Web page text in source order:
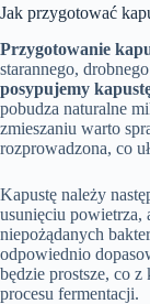
Jak przygotować
Przygotowanie
starannego,
posypujemy
pobudza naturalne
zmieszaniu warto
rozprowadzona, co
Kapustę należy
usunięciu
niepożądanych
odpowiednio
będzie prostsze, co z
procesu fermentacji.